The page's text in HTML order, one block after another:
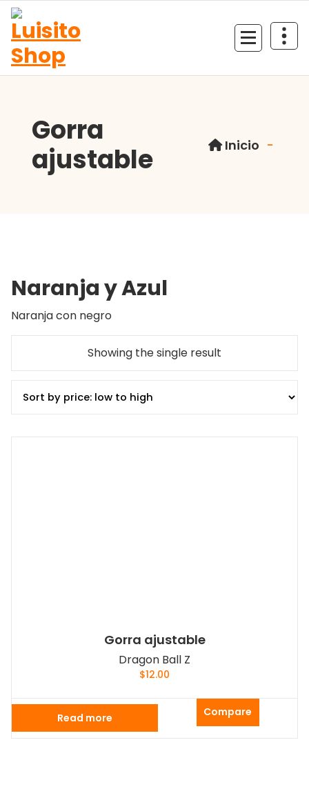
Saltar
contenido
Gorra
ajustable
Inicio -
Naranja y Azul
Naranja con negro
Showing the single result
Gorra ajustable
Dragon Ball Z
$12.00
Read more Compare